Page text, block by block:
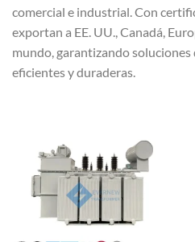
comercial e industrial. Con
exportan a EE. UU., Canadá,
mundo, garantizando soluciones
eficientes y duraderas.